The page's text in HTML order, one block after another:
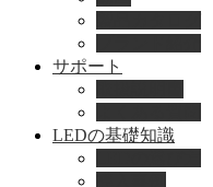
サポート
LEDの基礎知識